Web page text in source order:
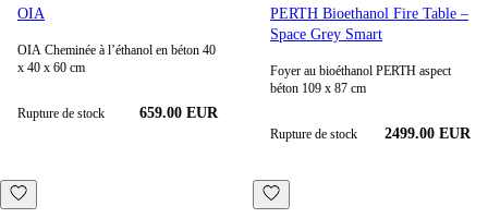
OIA
OIA Cheminée à l’éthanol en béton 40
x 40 x 60 cm
Rupture de stock 659.00 EUR
PERTH Bioethanol Fire Table –
Space Grey Smart
Foyer au bioéthanol PERTH aspect
béton 109 x 87 cm
Rupture de stock 2499.00 EUR